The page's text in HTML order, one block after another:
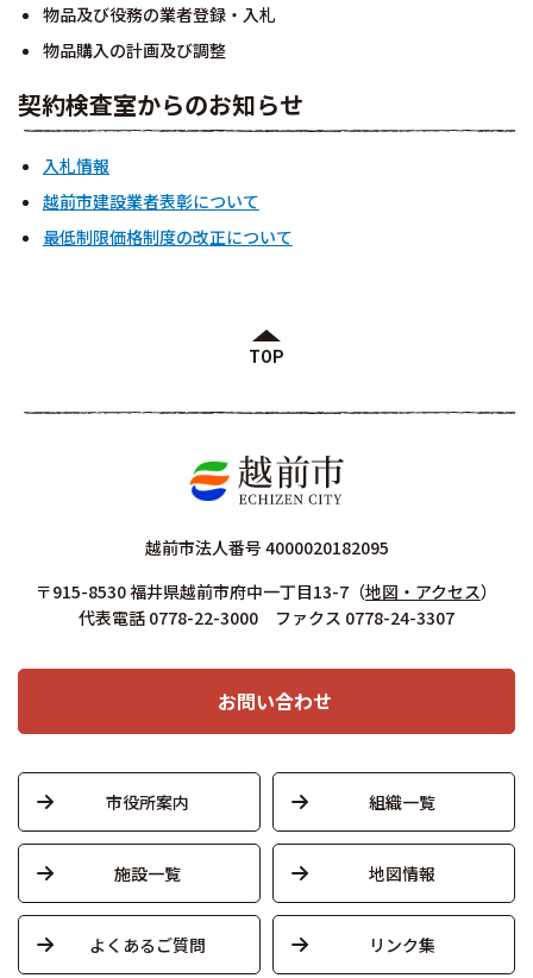
物品及び役務の業者登録・入札
物品購入の計画及び調整
契約検査室からのお知らせ
入札情報
越前市建設業者表彰について
最低制限価格制度の改正について
TOP
越前市法人番号 4000020182095
〒915-8530 福井県越前市府中一丁目13-7 （地図・アクセス）
代表電話 0778-22-3000 ファクス 0778-24-3307
お問い合わせ
市役所案内 組織一覧
施設一覧 地図情報
よくあるご質問 リンク集